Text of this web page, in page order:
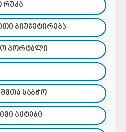
ᲠᲣᲙᲐ
ᲑᲘᲣᲯᲔᲢᲘᲠᲔᲑᲐ
ᲞᲝᲠᲢᲐᲚᲘ
ᲡᲐᲑᲭᲝ
ᲐᲥᲢᲔᲑᲘ